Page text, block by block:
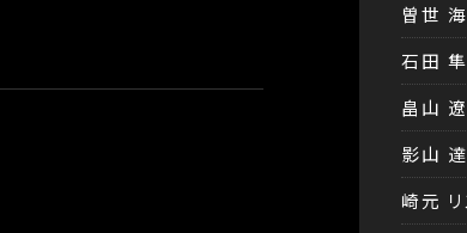
曽世
石田 隼
畠山 遼
影山
崎元 リ